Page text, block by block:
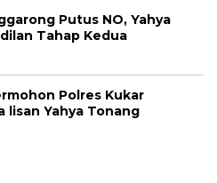
Putus NO, Yahya
Tahap Kedua
Polres Kukar
lisan Yahya Tonang